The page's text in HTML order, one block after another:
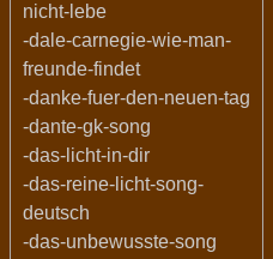
nicht-lebe
-dale-carnegie-wie-man-
freunde-findet
-danke-fuer-den-neuen-tag
-dante-gk-song
-das-licht-in-dir
-das-reine-licht-song-
deutsch
-das-unbewusste-song